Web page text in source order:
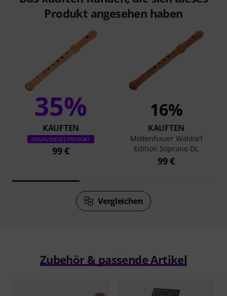
Produkt angesehen haben
35%
KAUFTEN
GENAU DIESES PRODUKT
99 €
16%
KAUFTEN
Mollenhauer Waldorf
Edition Soprano DL
99 €
Vergleichen
Zubehör & passende Artikel